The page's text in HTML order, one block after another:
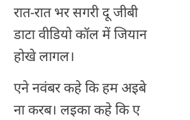
रात-रात भर सगरी दू जीबी
डाटा वीडियो कॉल में जियान
होखे लागल।
एने नवंबर कहे कि हम अइबे
ना करब। लइका कहे कि ए